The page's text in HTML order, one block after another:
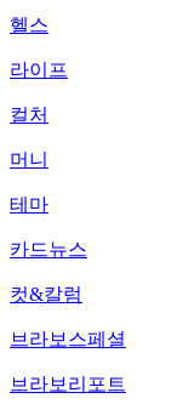
헬스
라이프
컬처
머니
테마
카드뉴스
컷&칼럼
브라보스페셜
브라보리포트